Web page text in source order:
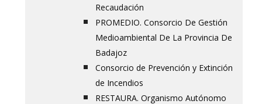
Recaudación
PROMEDIO. Consorcio De Gestión
Medioambiental De La Provincia De
Badajoz
Consorcio de Prevención y Extinción
de Incendios
RESTAURA. Organismo Autónomo